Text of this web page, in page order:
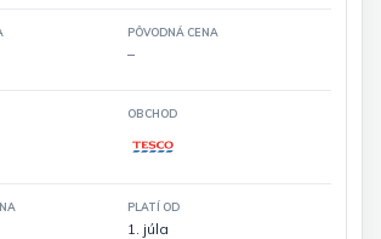
PÔVODNÁ CENA
–
OBCHOD
PLATÍ OD
1. júla